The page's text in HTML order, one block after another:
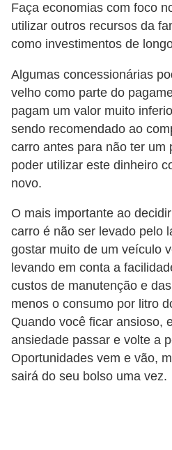
Faça economias com foco
utilizar outros recursos da
como investimentos de
Algumas concessionárias
velho como parte do
pagam um valor muito
sendo recomendado ao
carro antes para não ter um
poder utilizar este dinheiro
novo.
O mais importante ao
carro é não ser levado pelo
gostar muito de um veículo
levando em conta a
custos de manutenção e
menos o consumo por litro
Quando você ficar ansioso,
ansiedade passar e volte a
Oportunidades vem e vão,
sairá do seu bolso uma vez.
i
n
a
n
c
i
a
m
e
t
o
s
F
o
r
m
a